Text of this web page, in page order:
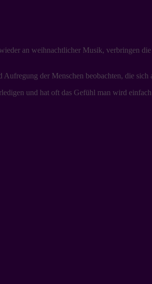
an weihnachtlicher Musik, verbringen
der Menschen beobachten, die sich
und hat oft das Gefühl man wird